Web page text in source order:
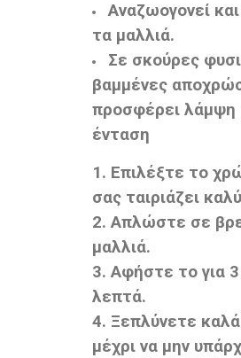
Αναζωογονεί
τα μαλλιά.
Σε σκούρες
βαμμένες
προσφέρει λάμψη
ένταση
1. Επιλέξτε το
σας ταιριάζει
2. Απλώστε σε
μαλλιά.
3. Αφήστε το για
λεπτά.
4. Ξεπλύνετε καλά
μέχρι να μην